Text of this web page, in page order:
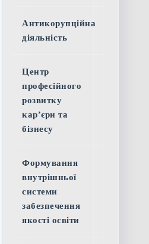
Антикорупційна
діяльність
Центр
професійного
розвитку
кар’єри та
бізнесу
Формування
внутрішньої
системи
забезпечення
якості освіти